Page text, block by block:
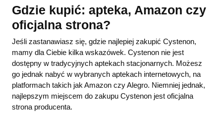
Gdzie kupić: apteka, Amazon czy
oficjalna strona?
Jeśli zastanawiasz się, gdzie najlepiej zakupić Cystenon,
mamy dla Ciebie kilka wskazówek. Cystenon nie jest
dostępny w tradycyjnych aptekach stacjonarnych. Możesz
go jednak nabyć w wybranych aptekach internetowych, na
platformach takich jak Amazon czy Alegro. Niemniej jednak,
najlepszym miejscem do zakupu Cystenon jest oficjalna
strona producenta.